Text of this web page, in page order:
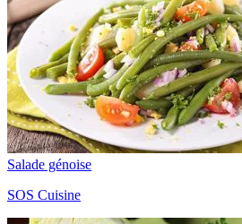
Salade génoise
SOS Cuisine